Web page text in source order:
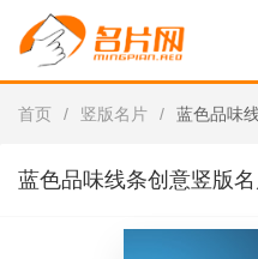
首页 / 竖版名片 / 蓝色品味
蓝色品味线条创意竖版